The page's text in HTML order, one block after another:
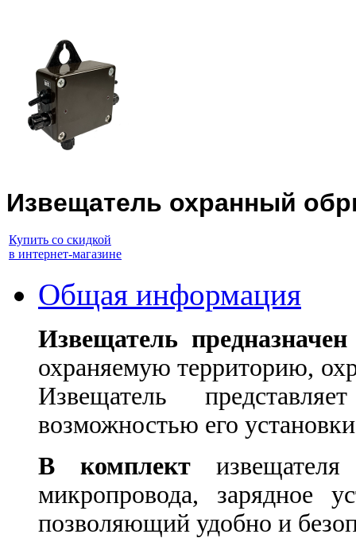
Извещатель охранный
Купить со скидкой
в интернет-магазине
Общая информация
Извещатель
охраняемую территорию,
Извещатель
возможностью его
В комплект
микропровода, зарядное
позволяющий удобно и